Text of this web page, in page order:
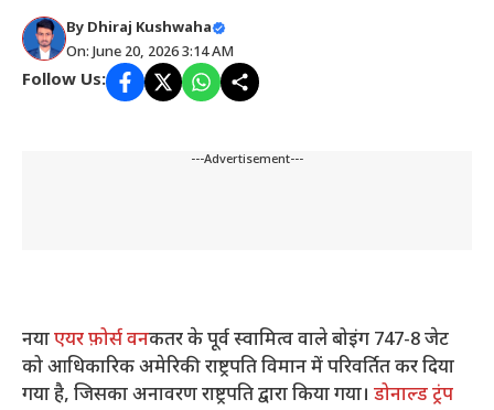
By Dhiraj Kushwaha
On: June 20, 2026 3:14 AM
Follow Us:
---Advertisement---
नयाएयर फ़ोर्स वनकतर के पूर्व स्वामित्व वाले बोइंग 747-8 जेट
को आधिकारिक अमेरिकी राष्ट्रपति विमान में परिवर्तित कर दिया
गया है, जिसका अनावरण राष्ट्रपति द्वारा किया गया। डोनाल्ड ट्रंप